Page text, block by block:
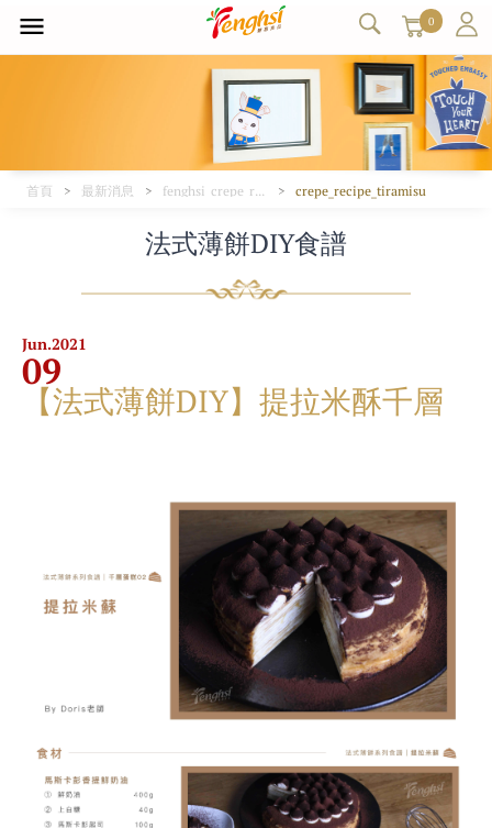
0
首頁 最新消息 crepe_recipe_tiramisu
法式薄餅DIY食譜
Jun.2021
09
【法式薄餅DIY】提拉米酥千層